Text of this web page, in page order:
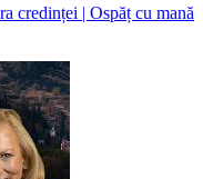
credinței | Ospăț cu mană